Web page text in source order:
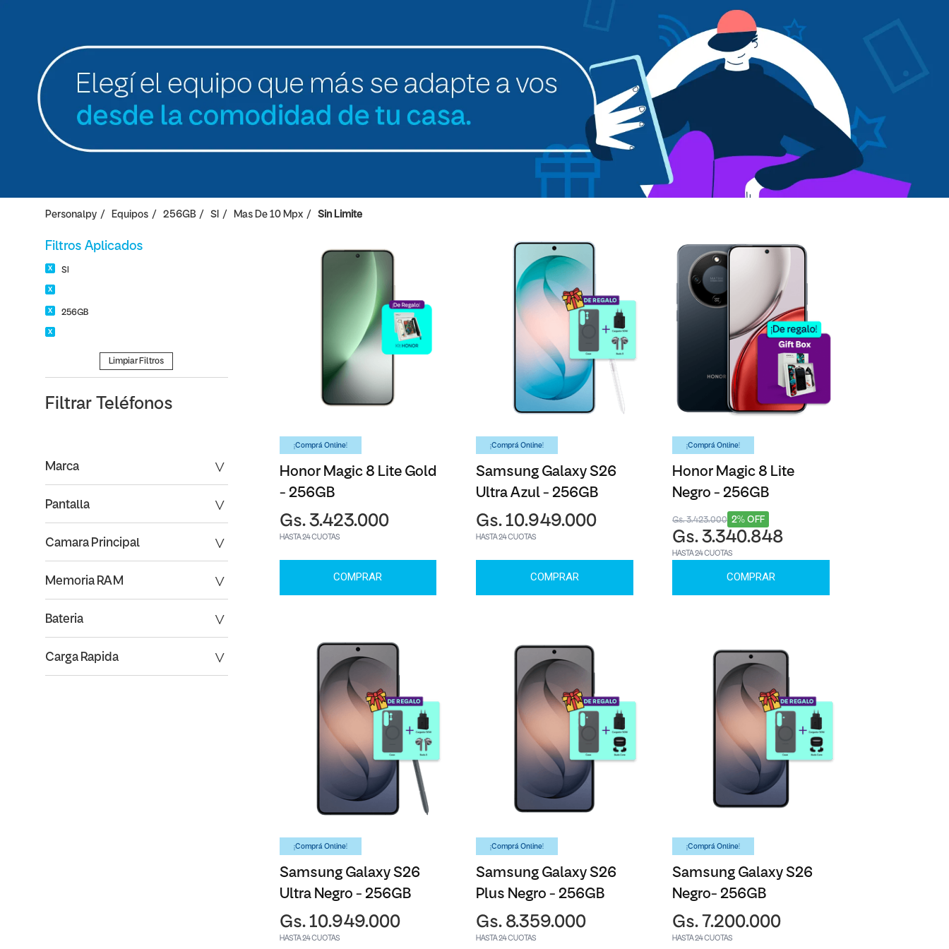
Personalpy Equipos 256GB SI Mas De 10 Mpx Sin Limite
Filtros Aplicados
SI
256GB
Limpiar Filtros
Filtrar Teléfonos
Marca
Pantalla
Carga Rapida
Camara Principal
Memoria RAM
Bateria
¡Comprá Online!
Honor Magic 8 Lite Gold
- 256GB
Gs. 3.423.000
HASTA 24 CUOTAS
COMPRAR
¡Comprá Online!
Samsung Galaxy S26
Ultra Azul - 256GB
Gs. 10.949.000
HASTA 24 CUOTAS
COMPRAR
¡Comprá Online!
Honor Magic 8 Lite
Negro - 256GB
2% OFF
Gs. 3.423.000
Gs. 3.340.848
HASTA 24 CUOTAS
COMPRAR
¡Comprá Online!
Samsung Galaxy S26
Ultra Negro - 256GB
Gs. 10.949.000
HASTA 24 CUOTAS
¡Comprá Online!
Samsung Galaxy S26
Plus Negro - 256GB
Gs. 8.359.000
HASTA 24 CUOTAS
¡Comprá Online!
Samsung Galaxy S26
Negro- 256GB
Gs. 7.200.000
HASTA 24 CUOTAS